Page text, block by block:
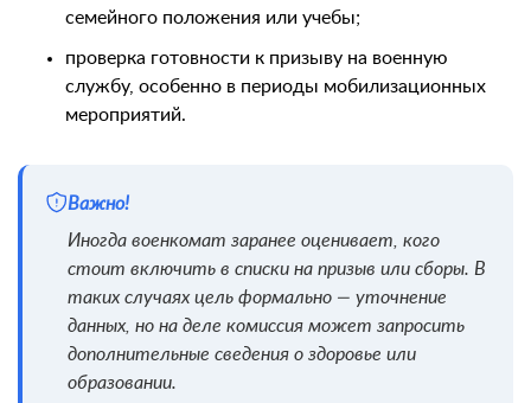
семейного положения или учебы;
проверка готовности к призыву на военную
службу, особенно в периоды мобилизационных
мероприятий.
Важно!
Иногда военкомат заранее оценивает, кого
стоит включить в списки на призыв или сборы. В
таких случаях цель формально — уточнение
данных, но на деле комиссия может запросить
дополнительные сведения о здоровье или
образовании.